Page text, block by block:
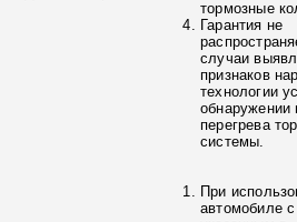
тормозные
Гарантия не
случаи
признаков
технологии
обнаружении
перегрева
системы.
При
автомобиле